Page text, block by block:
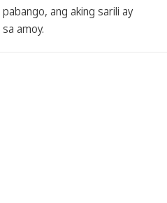
ang aking sarili ay
amoy.